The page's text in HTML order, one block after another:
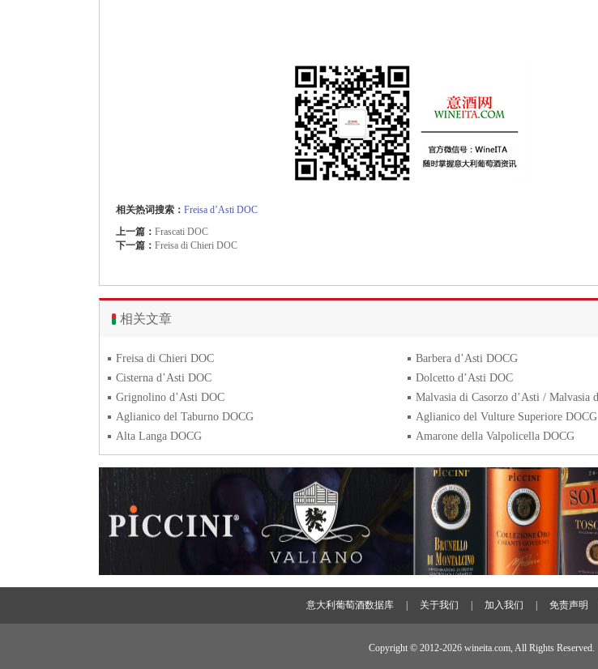
相关热词搜索： Freisa d’Asti DOC
上一篇： Frascati DOC
下一篇： Freisa di Chieri DOC
相关文章
Freisa di Chieri DOC
Barbera d’Asti DOCG
Cisterna d’Asti DOC
Dolcetto d’Asti DOC
Grignolino d’Asti DOC
Aglianico del Taburno DOCG
Aglianico del Vulture Superiore DOCG
Alta Langa DOCG
Amarone della Valpolicella DOCG
意大利葡萄酒数据库 关于我们 加入我们 免责声明
Copyright © 2012-2026 wineita.com, All Rights Reserved.